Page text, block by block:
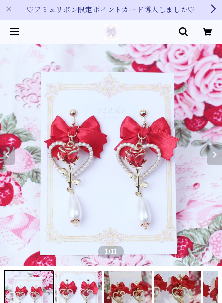
♡アミュリボン限定ポイントカード導入しました♡
1 /11